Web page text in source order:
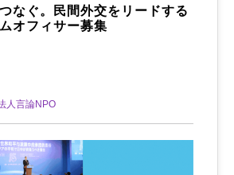
なぐ。民間外交をリードする
オフィサー募集
人言論NPO